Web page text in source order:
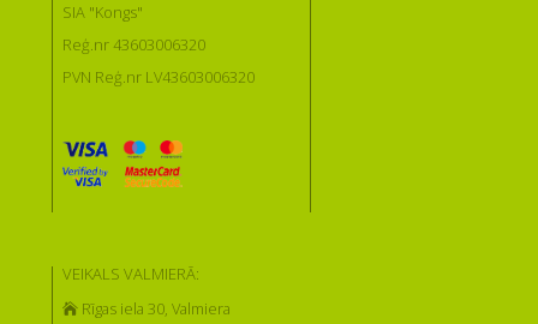
SIA "Kongs"
Reģ.nr 43603006320
PVN Reģ.nr LV43603006320
VEIKALS VALMIERĀ:
Rīgas iela 30, Valmiera